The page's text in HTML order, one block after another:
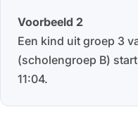
Voorbeeld 2
Een kind uit groep 3
(scholengroep B)
11:04.